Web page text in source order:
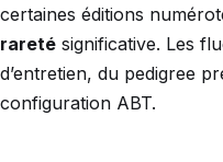
certaines éditions
rareté significative. Les
d’entretien, du pedigree
configuration ABT.